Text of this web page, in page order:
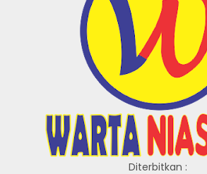
Diterbitkan :